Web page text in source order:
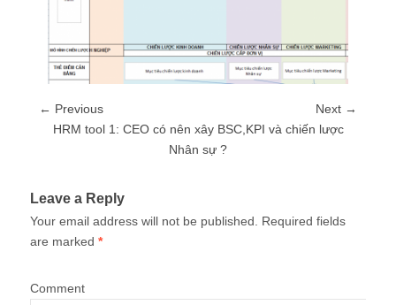
← Previous
Next →
HRM tool 1: CEO có nên xây BSC,KPI và chiến lược
Nhân sự ?
Leave a Reply
Your email address will not be published. Required fields
are marked *
Comment